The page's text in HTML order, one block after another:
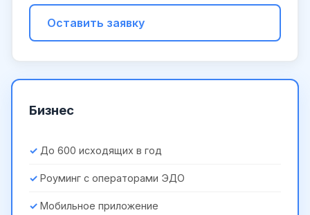
Оставить заявку
Бизнес
До 600 исходящих в год
Роуминг с операторами ЭДО
Мобильное приложение